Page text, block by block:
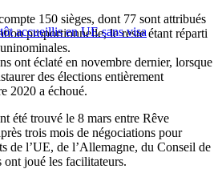
accueillis en UE sans visa
150 sièges, dont 77 sont attribués
proportionnelle, le reste étant réparti
ont éclaté en novembre dernier, lorsque
des élections entièrement
2020 a échoué.
été trouvé le 8 mars entre Rêve
trois mois de négociations pour
de l’UE, de l’Allemagne, du Conseil de
ont joué les facilitateurs.